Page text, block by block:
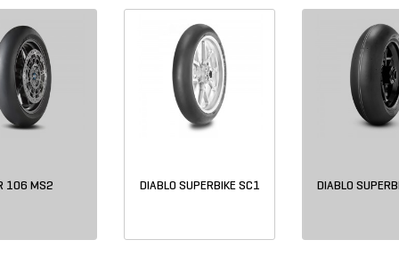
DIABLO SUPERBIKE SC1 DIABLO
106 MS2